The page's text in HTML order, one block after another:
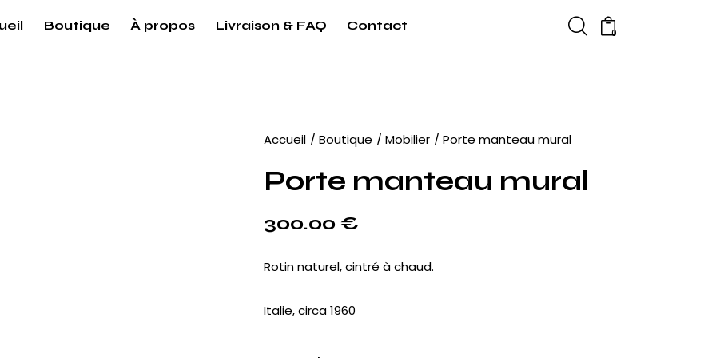
Boutique À propos Livraison & FAQ Contact 0
Accueil Boutique Mobilier Porte manteau mural
Porte manteau mural
300.00 €
Rotin naturel, cintré à chaud.
Italie, circa 1960